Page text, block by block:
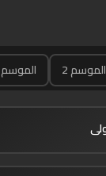
الموسم 2 الموسم 3